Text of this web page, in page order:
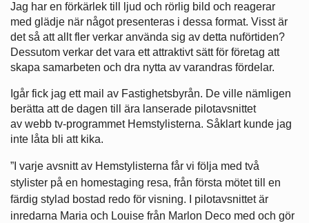
Jag har en förkärlek till ljud och rörlig bild och reagerar
med glädje när något presenteras i dessa format. Visst är
det så att allt fler verkar använda sig av detta nuförtiden?
Dessutom verkar det vara ett attraktivt sätt för företag att
skapa samarbeten och dra nytta av varandras fördelar.
Igår fick jag ett mail av Fastighetsbyrån. De ville nämligen
berätta att de dagen till ära lanserade pilotavsnittet
av webb tv-programmet Hemstylisterna. Såklart kunde jag
inte låta bli att kika.
”I varje avsnitt av Hemstylisterna får vi följa med två
stylister på en homestaging resa, från första mötet till en
färdig stylad bostad redo för visning. I pilotavsnittet är
inredarna Maria och Louise från Marlon Deco med och gör